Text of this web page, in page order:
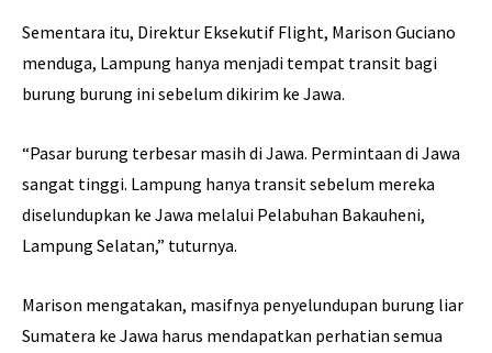
Sementara itu, Direktur Eksekutif Flight, Marison Guciano
menduga, Lampung hanya menjadi tempat transit bagi
burung burung ini sebelum dikirim ke Jawa.
“Pasar burung terbesar masih di Jawa. Permintaan di Jawa
sangat tinggi. Lampung hanya transit sebelum mereka
diselundupkan ke Jawa melalui Pelabuhan Bakauheni,
Lampung Selatan,” tuturnya.
Marison mengatakan, masifnya penyelundupan burung liar
Sumatera ke Jawa harus mendapatkan perhatian semua